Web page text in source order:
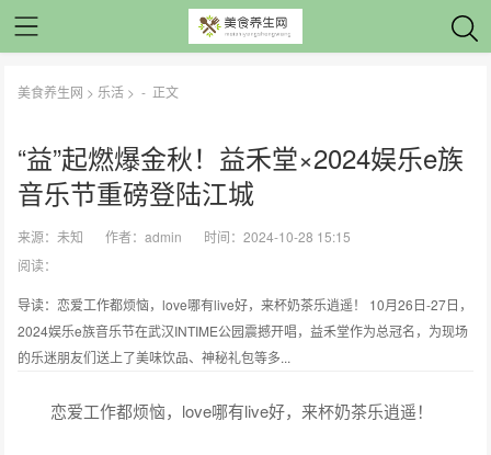
美食养生网 > 乐活 > - 正文
“益”起燃爆金秋！益禾堂×2024娱乐e族
音乐节重磅登陆江城
来源：未知 作者：admin
时间：2024-10-28 15:15
阅读：
导读：恋爱工作都烦恼，love哪有live好，来杯奶茶乐逍遥！ 10月26日-27日，
2024娱乐e族音乐节在武汉INTIME公园震撼开唱，益禾堂作为总冠名，为现场
的乐迷朋友们送上了美味饮品、神秘礼包等多...
恋爱工作都烦恼，love哪有live好，来杯奶茶乐逍遥！